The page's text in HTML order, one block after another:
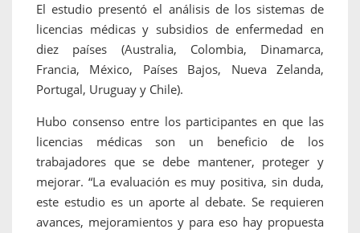
El estudio presentó el análisis de los sistemas de
licencias médicas y subsidios de enfermedad en
diez países (Australia, Colombia, Dinamarca,
Francia, México, Países Bajos, Nueva Zelanda,
Portugal, Uruguay y Chile).
Hubo consenso entre los participantes en que las
licencias médicas son un beneficio de los
trabajadores que se debe mantener, proteger y
mejorar. “La evaluación es muy positiva, sin duda,
este estudio es un aporte al debate. Se requieren
avances, mejoramientos y para eso hay propuesta